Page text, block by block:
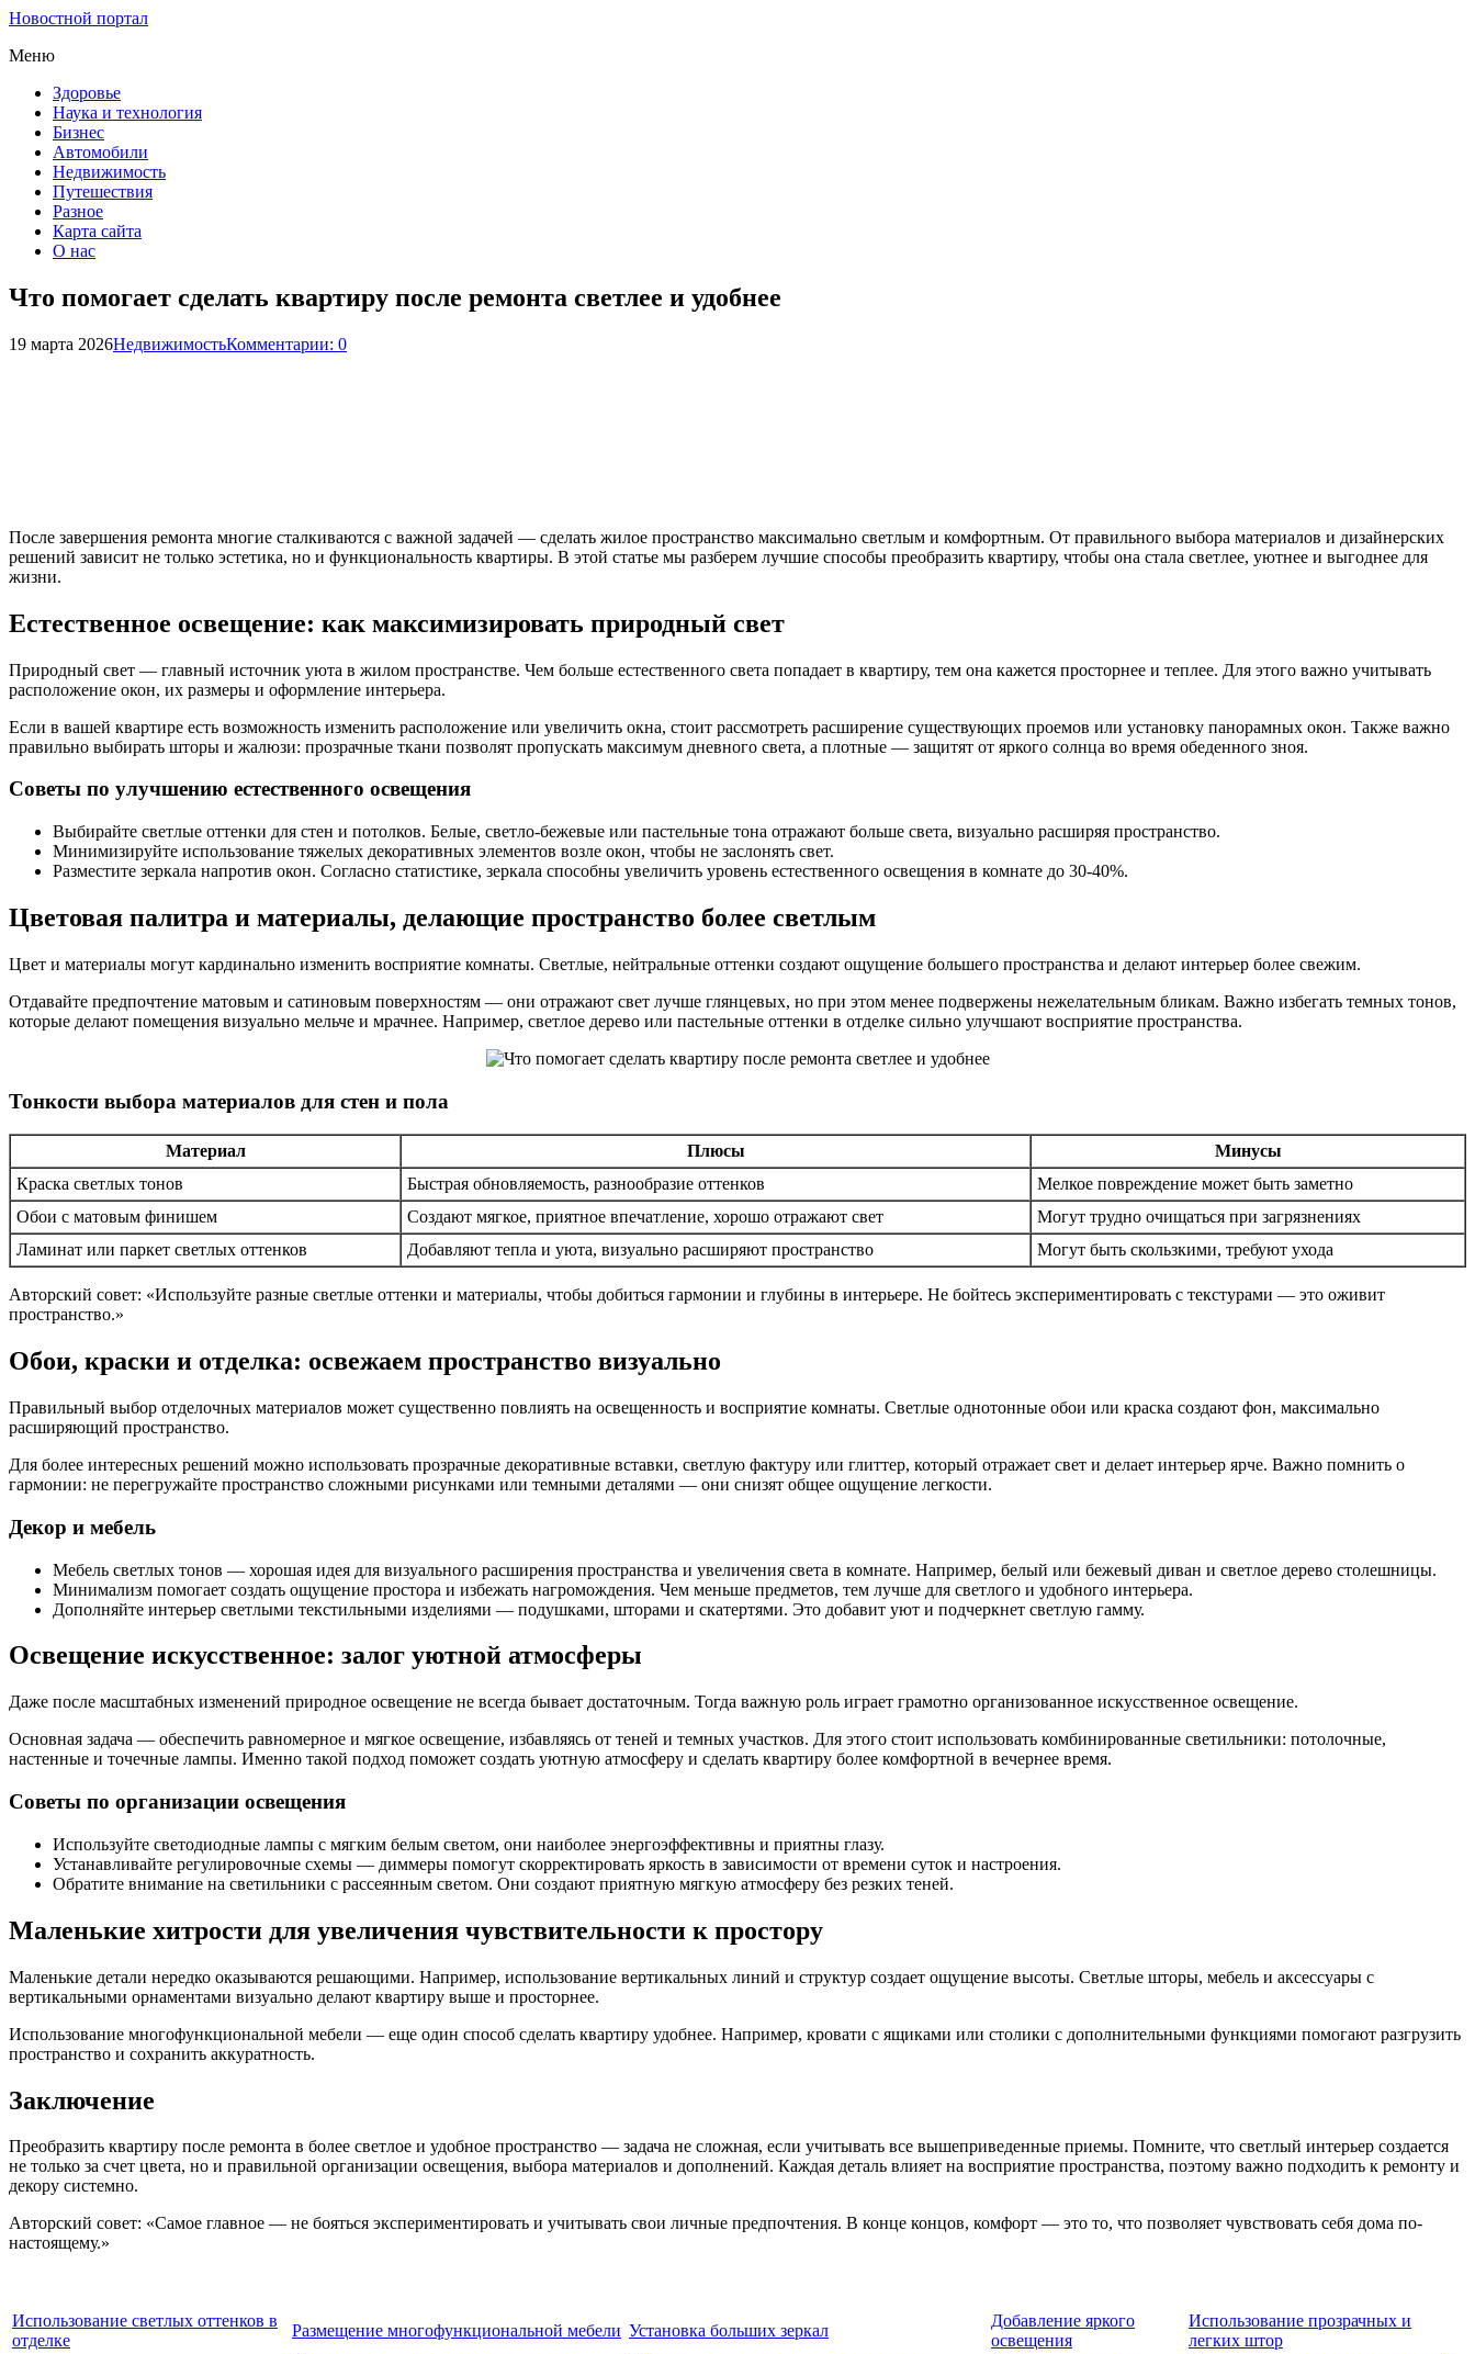
Новостной портал
Меню
Здоровье
Наука и технология
Бизнес
Автомобили
Недвижимость
Путешествия
Разное
Карта сайта
О нас
Что помогает сделать квартиру после ремонта светлее и удобнее
19 марта 2026НедвижимостьКомментарии: 0
После завершения ремонта многие сталкиваются с важной задачей — сделать жилое пространство максимально светлым и комфортным. От правильного выбора материалов и дизайнерских
решений зависит не только эстетика, но и функциональность квартиры. В этой статье мы разберем лучшие способы преобразить квартиру, чтобы она стала светлее, уютнее и выгоднее для
жизни.
Естественное освещение: как максимизировать природный свет
Природный свет — главный источник уюта в жилом пространстве. Чем больше естественного света попадает в квартиру, тем она кажется просторнее и теплее. Для этого важно учитывать
расположение окон, их размеры и оформление интерьера.
Если в вашей квартире есть возможность изменить расположение или увеличить окна, стоит рассмотреть расширение существующих проемов или установку панорамных окон. Также важно
правильно выбирать шторы и жалюзи: прозрачные ткани позволят пропускать максимум дневного света, а плотные — защитят от яркого солнца во время обеденного зноя.
Советы по улучшению естественного освещения
Выбирайте светлые оттенки для стен и потолков. Белые, светло-бежевые или пастельные тона отражают больше света, визуально расширяя пространство.
Минимизируйте использование тяжелых декоративных элементов возле окон, чтобы не заслонять свет.
Разместите зеркала напротив окон. Согласно статистике, зеркала способны увеличить уровень естественного освещения в комнате до 30-40%.
Цветовая палитра и материалы, делающие пространство более светлым
Цвет и материалы могут кардинально изменить восприятие комнаты. Светлые, нейтральные оттенки создают ощущение большего пространства и делают интерьер более свежим.
Отдавайте предпочтение матовым и сатиновым поверхностям — они отражают свет лучше глянцевых, но при этом менее подвержены нежелательным бликам. Важно избегать темных тонов,
которые делают помещения визуально мельче и мрачнее. Например, светлое дерево или пастельные оттенки в отделке сильно улучшают восприятие пространства.
Тонкости выбора материалов для стен и пола
Материал Плюсы
Минусы
Краска светлых тонов
Быстрая обновляемость, разнообразие оттенков
Мелкое повреждение может быть заметно
Обои с матовым финишем
Создают мягкое, приятное впечатление, хорошо отражают свет
Могут трудно очищаться при загрязнениях
Ламинат или паркет светлых оттенков
Добавляют тепла и уюта, визуально расширяют пространство Могут быть скользкими, требуют ухода
Авторский совет: «Используйте разные светлые оттенки и материалы, чтобы добиться гармонии и глубины в интерьере. Не бойтесь экспериментировать с текстурами — это оживит
пространство.»
Обои, краски и отделка: освежаем пространство визуально
Правильный выбор отделочных материалов может существенно повлиять на освещенность и восприятие комнаты. Светлые однотонные обои или краска создают фон, максимально
расширяющий пространство.
Для более интересных решений можно использовать прозрачные декоративные вставки, светлую фактуру или глиттер, который отражает свет и делает интерьер ярче. Важно помнить о
гармонии: не перегружайте пространство сложными рисунками или темными деталями — они снизят общее ощущение легкости.
Декор и мебель
Мебель светлых тонов — хорошая идея для визуального расширения пространства и увеличения света в комнате. Например, белый или бежевый диван и светлое дерево столешницы.
Минимализм помогает создать ощущение простора и избежать нагромождения. Чем меньше предметов, тем лучше для светлого и удобного интерьера.
Дополняйте интерьер светлыми текстильными изделиями — подушками, шторами и скатертями. Это добавит уют и подчеркнет светлую гамму.
Освещение искусственное: залог уютной атмосферы
Даже после масштабных изменений природное освещение не всегда бывает достаточным. Тогда важную роль играет грамотно организованное искусственное освещение.
Основная задача — обеспечить равномерное и мягкое освещение, избавляясь от теней и темных участков. Для этого стоит использовать комбинированные светильники: потолочные,
настенные и точечные лампы. Именно такой подход поможет создать уютную атмосферу и сделать квартиру более комфортной в вечернее время.
Советы по организации освещения
Используйте светодиодные лампы с мягким белым светом, они наиболее энергоэффективны и приятны глазу.
Устанавливайте регулировочные схемы — диммеры помогут скорректировать яркость в зависимости от времени суток и настроения.
Обратите внимание на светильники с рассеянным светом. Они создают приятную мягкую атмосферу без резких теней.
Маленькие хитрости для увеличения чувствительности к простору
Маленькие детали нередко оказываются решающими. Например, использование вертикальных линий и структур создает ощущение высоты. Светлые шторы, мебель и аксессуары с
вертикальными орнаментами визуально делают квартиру выше и просторнее.
Использование многофункциональной мебели — еще один способ сделать квартиру удобнее. Например, кровати с ящиками или столики с дополнительными функциями помогают разгрузить
пространство и сохранить аккуратность.
Заключение
Преобразить квартиру после ремонта в более светлое и удобное пространство — задача не сложная, если учитывать все вышеприведенные приемы. Помните, что светлый интерьер создается
не только за счет цвета, но и правильной организации освещения, выбора материалов и дополнений. Каждая деталь влияет на восприятие пространства, поэтому важно подходить к ремонту и
декору системно.
Авторский совет: «Самое главное — не бояться экспериментировать и учитывать свои личные предпочтения. В конце концов, комфорт — это то, что позволяет чувствовать себя дома по-
настоящему.»
Использование светлых оттенков в
отделке
Размещение многофункциональной мебели Установка больших зеркал
Добавление яркого
освещения
Использование прозрачных и
легких штор